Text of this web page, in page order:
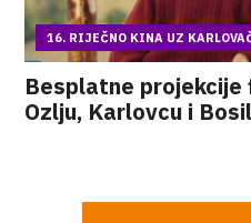
16. RIJEČNO KINA UZ
Besplatne projekcije
Ozlju, Karlovcu i